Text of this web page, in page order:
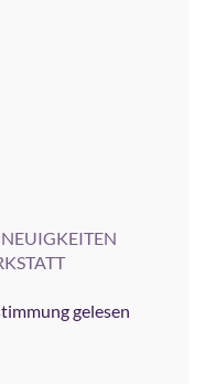
gelesen